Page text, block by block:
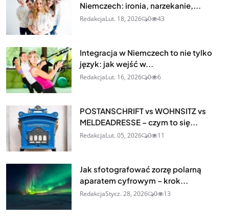
Niemczech: ironia, narzekanie,...
RedakcjaLut. 18, 2026 0 43
Integracja w Niemczech to nie tylko
język: jak wejść w...
RedakcjaLut. 16, 2026 0 6
POSTANSCHRIFT vs WOHNSITZ vs
MELDEADRESSE – czym to się...
RedakcjaLut. 05, 2026 0 11
Jak sfotografować zorzę polarną
aparatem cyfrowym – krok...
RedakcjaStycz. 28, 2026 0 13